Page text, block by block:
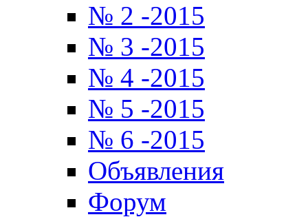
№ 2 -2015
№ 3 -2015
№ 4 -2015
№ 5 -2015
№ 6 -2015
Объявления
Форум